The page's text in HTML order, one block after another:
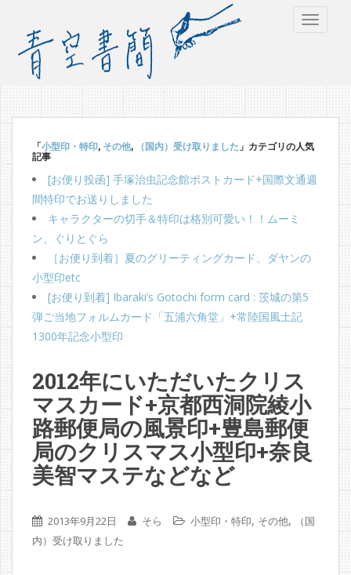
「小型印・特印, その他, （国内）受け取りました 」カテゴリの人気
記事
[お便り投函] 手塚治虫記念館ポストカード+国際文通週
間特印でお送りしました
キャラクターの切手＆特印は格別可愛い！！ムーミ
ン、ぐりとぐら
［お便り到着］夏のグリーティングカード、ダヤンの
小型印etc
[お便り到着] Ibaraki’s Gotochi form card : 茨城の第5
弾ご当地フォルムカード「五浦六角堂」+常陸国風土記
1300年記念小型印
2012年にいただいたクリス
マスカード+京都西洞院綾小
路郵便局の風景印+豊島郵便
局のクリスマス小型印+奈良
美智マステなどなど
2013年9月22日 そら 小型印・特印, その他,
（国
内）受け取りました